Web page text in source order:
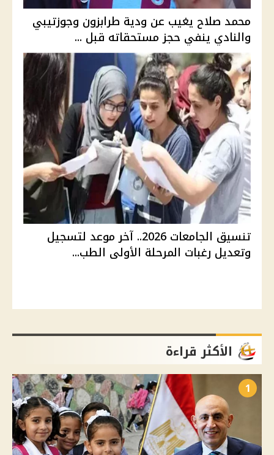
محمد صلاح يغيب عن ودية طرابزون وجوزتيبي
والنادي ينفي حجز مستحقاته قبل ...
تنسيق الجامعات 2026.. آخر موعد لتسجيل
وتعديل رغبات المرحلة الأولى الطب...
الأكثر قراءة
1